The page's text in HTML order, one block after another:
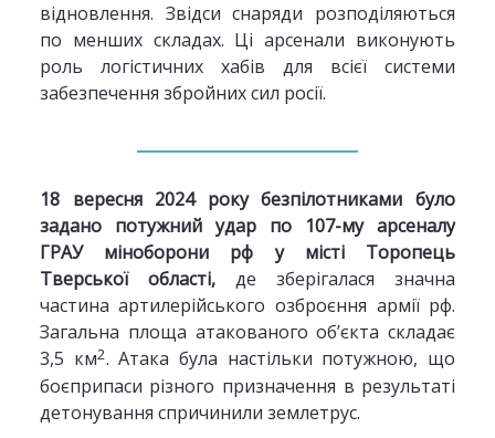
відновлення. Звідси снаряди розподіляються
по менших складах. Ці арсенали виконують
роль логістичних хабів для всієї системи
забезпечення збройних сил росії.
18 вересня 2024 року безпілотниками було
задано потужний удар по 107-му арсеналу
ГРАУ міноборони рф у місті Торопець
Тверської області,де зберігалася значна
частина артилерійського озброєння армії рф.
Загальна площа атакованого об’єкта складає
3,5 км2. Атака була настільки потужною, що
боєприпаси різного призначення в результаті
детонування спричинили землетрус.